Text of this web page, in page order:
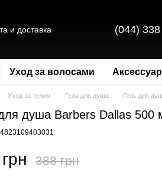
и доставка
(044)
Уход за волосами
Уход за телом Гели для душа Гель для
душа Barbers Dallas 500
388 грн